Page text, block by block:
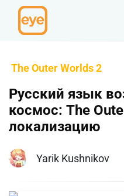
The Outer Worlds 2
Русский язык
космос: The
локализацию
Yarik Kushnikov